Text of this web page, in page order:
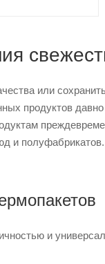
или
продуктов
и
и